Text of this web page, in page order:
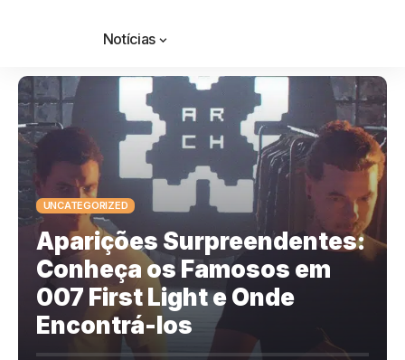
Notícias
UNCATEGORIZED
Aparições Surpreendentes:
Conheça os Famosos em
007 First Light e Onde
Encontrá-los